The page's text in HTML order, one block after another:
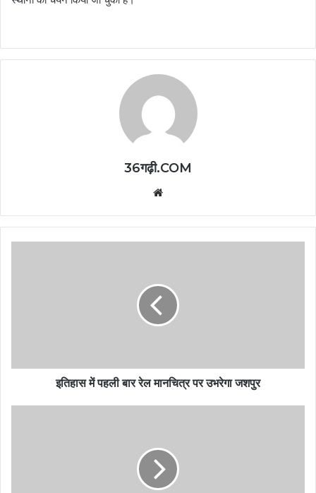
36गढ़ी.COM
इतिहास में पहली बार रेल मानचित्र पर उभरेगा जशपुर